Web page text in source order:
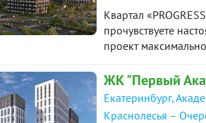
метрах большая и
с профильным
языков. Всего в
Ограничений нет.
решать вопросы
Квартал
прочувствуете
проект
уникальное
ЖК "Первый
Екатеринбург,
Краснолесья –